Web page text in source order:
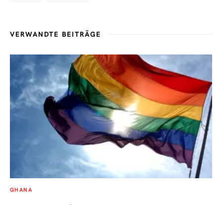
VERWANDTE BEITRÄGE
GHANA